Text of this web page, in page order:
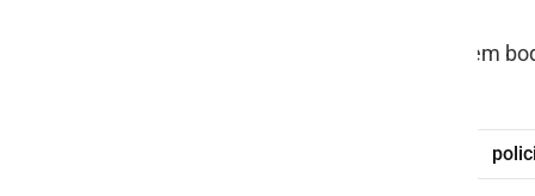
Pogostejše meritve hitrosti z radarjem